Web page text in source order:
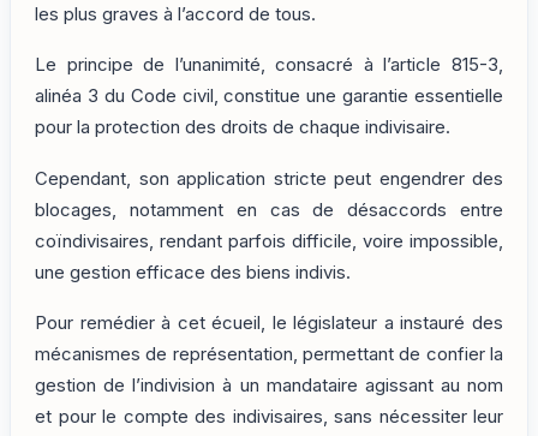
les plus graves à l’accord de tous.
Le principe de l’unanimité, consacré à l’article 815-3,
alinéa 3 du Code civil, constitue une garantie essentielle
pour la protection des droits de chaque indivisaire.
Cependant, son application stricte peut engendrer des
blocages, notamment en cas de désaccords entre
coïndivisaires, rendant parfois difficile, voire impossible,
une gestion efficace des biens indivis.
Pour remédier à cet écueil, le législateur a instauré des
mécanismes de représentation, permettant de confier la
gestion de l’indivision à un mandataire agissant au nom
et pour le compte des indivisaires, sans nécessiter leur